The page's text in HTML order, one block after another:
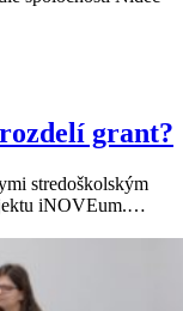
grant?
stredoškolským
iNOVEum.…